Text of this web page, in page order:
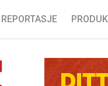
REPORTASJE